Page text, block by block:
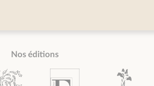
Nos éditions